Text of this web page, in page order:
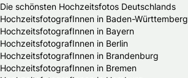
Die schönsten Hochzeitsfotos Deutschlands
HochzeitsfotografInnen in Baden-Württemberg
HochzeitsfotografInnen in Bayern
HochzeitsfotografInnen in Berlin
HochzeitsfotografInnen in Brandenburg
HochzeitsfotografInnen in Bremen